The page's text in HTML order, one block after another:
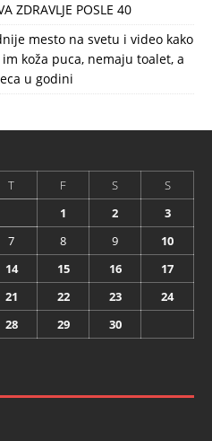
ZDRAVLJE POSLE 40
mesto na svetu i video kako
koža puca, nemaju toalet, a
u godini
T F S
S
1
2
3
7 8 9
10
14 15 16
17
21 22 23
24
28 29
30